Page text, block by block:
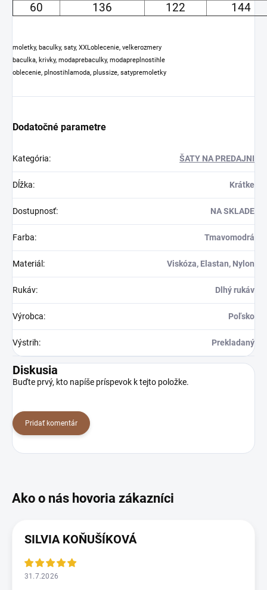
60
136 122 144
moletky, baculky, saty, XXLoblecenie, velkerozmery
baculka, krivky, modaprebaculky, modapreplnostihle
oblecenie, plnostihlamoda, plussize, satypremoletky
Dodatočné parametre
Kategória: ŠATY NA PREDAJNI
Dĺžka: Krátke
Dostupnosť: NA SKLADE
Farba: Tmavomodrá
Materiál: Viskóza, Elastan, Nylon
Rukáv: Dlhý rukáv
Výrobca: Poľsko
Výstrih: Prekladaný
Diskusia
Buďte prvý, kto napíše príspevok k tejto položke.
Pridať komentár
SILVIA KOŇUŠÍKOVÁ
31.7.2026